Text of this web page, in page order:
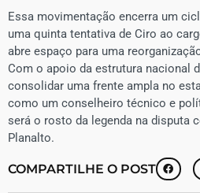
​Essa movimentação encerra um
uma quinta tentativa de Ciro ao
abre espaço para uma
Com o apoio da estrutura nacional
consolidar uma frente ampla no
como um conselheiro técnico e
será o rosto da legenda na disputa
Planalto.
COMPARTILHE O POST